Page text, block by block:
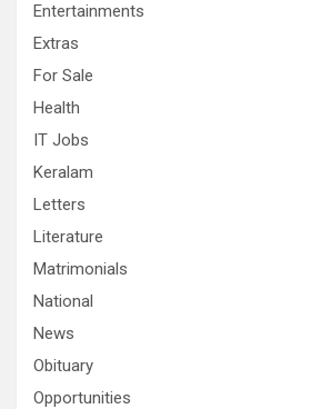
Entertainments
Extras
For Sale
Health
IT Jobs
Keralam
Letters
Literature
Matrimonials
National
News
Obituary
Opportunities